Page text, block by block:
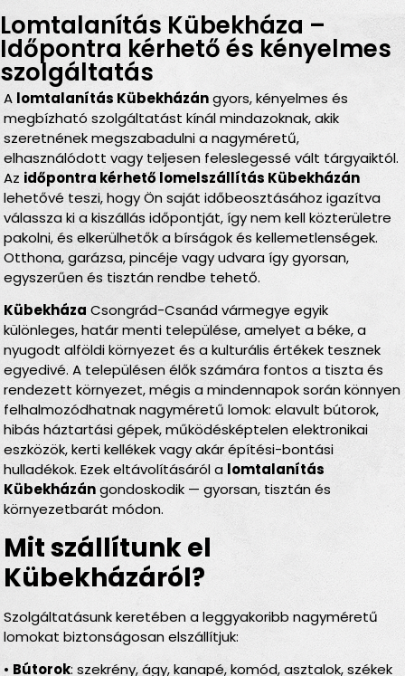
Lomtalanítás Kübekháza –
Időpontra kérhető és kényelmes
szolgáltatás
A lomtalanítás Kübekházángyors, kényelmes és
megbízható szolgáltatást kínál mindazoknak, akik
szeretnének megszabadulni a nagyméretű,
elhasználódott vagy teljesen feleslegessé vált tárgyaiktól.
Az időpontra kérhető lomelszállítás Kübekházán
lehetővé teszi, hogy Ön saját időbeosztásához igazítva
válassza ki a kiszállás időpontját, így nem kell közterületre
pakolni, és elkerülhetők a bírságok és kellemetlenségek.
Otthona, garázsa, pincéje vagy udvara így gyorsan,
egyszerűen és tisztán rendbe tehető.
Kübekháza Csongrád-Csanád vármegye egyik
különleges, határ menti települése, amelyet a béke, a
nyugodt alföldi környezet és a kulturális értékek tesznek
egyedivé. A településen élők számára fontos a tiszta és
rendezett környezet, mégis a mindennapok során könnyen
felhalmozódhatnak nagyméretű lomok: elavult bútorok,
hibás háztartási gépek, működésképtelen elektronikai
eszközök, kerti kellékek vagy akár építési-bontási
hulladékok. Ezek eltávolításáról a lomtalanítás
Kübekházángondoskodik — gyorsan, tisztán és
környezetbarát módon.
Mit szállítunk el
Kübekházáról?
Szolgáltatásunk keretében a leggyakoribb nagyméretű
lomokat biztonságosan elszállítjuk:
• Bútorok: szekrény, ágy, kanapé, komód, asztalok, székek